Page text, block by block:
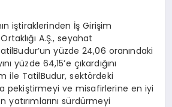
iştiraklerinden İş Girişim
A.Ş., seyahat
yüzde 24,06 oranındaki
yüzde 64,15’e çıkardığını
ile TatilBudur, sektördeki
pekiştirmeyi ve misafirlerine en iyi
sürdürmeyi